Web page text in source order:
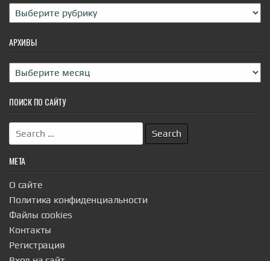
Рубрики
АРХИВЫ
Архивы
ПОИСК ПО САЙТУ
Search
for:
МЕТА
О сайте
Политика конфиденциальности
Файлы cookies
Контакты
Регистрация